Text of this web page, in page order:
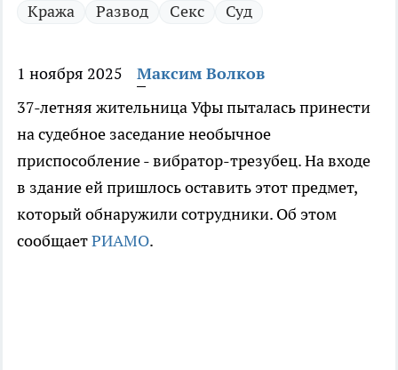
Кража Развод Секс Суд
1 ноября 2025
Максим Волков
37-летняя жительница Уфы пыталась принести
на судебное заседание необычное
приспособление - вибратор-трезубец. На входе
в здание ей пришлось оставить этот предмет,
который обнаружили сотрудники. Об этом
сообщаетРИАМО.